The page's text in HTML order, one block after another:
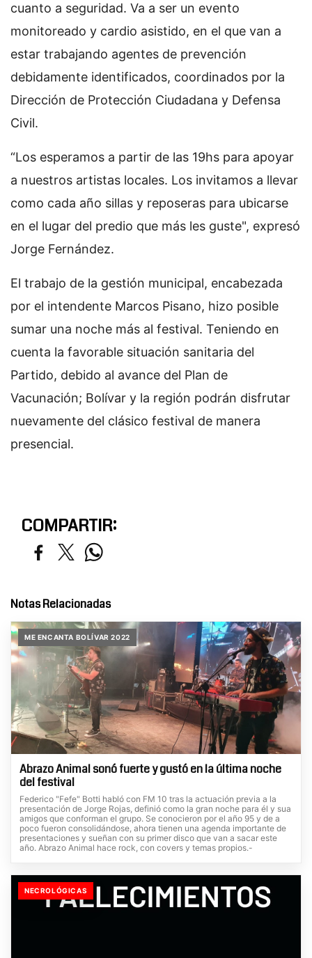
cuanto a seguridad. Va a ser un evento
monitoreado y cardio asistido, en el que van a
estar trabajando agentes de prevención
debidamente identificados, coordinados por la
Dirección de Protección Ciudadana y Defensa
Civil.
“Los esperamos a partir de las 19hs para apoyar
a nuestros artistas locales. Los invitamos a llevar
como cada año sillas y reposeras para ubicarse
en el lugar del predio que más les guste", expresó
Jorge Fernández.
El trabajo de la gestión municipal, encabezada
por el intendente Marcos Pisano, hizo posible
sumar una noche más al festival. Teniendo en
cuenta la favorable situación sanitaria del
Partido, debido al avance del Plan de
Vacunación; Bolívar y la región podrán disfrutar
nuevamente del clásico festival de manera
presencial.
COMPARTIR:
Notas Relacionadas
ME ENCANTA BOLÍVAR 2022
Abrazo Animal sonó fuerte y gustó en la última noche
del festival
Federico "Fefe" Botti habló con FM 10 tras la actuación previa a la
presentación de Jorge Rojas, definió como la gran noche para él y sua
amigos que conforman el grupo. Se conocieron por el año 95 y de a
poco fueron consolidándose, ahora tienen una agenda importante de
presentaciones y sueñan con su primer disco que van a sacar este
año. Abrazo Animal hace rock, con covers y temas propios.-
NECROLÓGICAS